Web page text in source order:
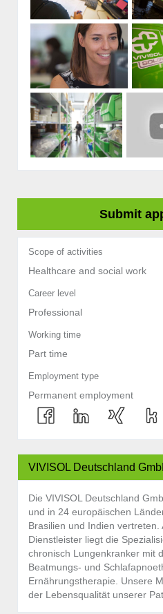
Submit
Scope of activities
Healthcare and social work
Career level
Professional
Working time
Part time
Employment type
Permanent employment
VIVISOL Deutschland
Die VIVISOL Deutschland
und in 24 europäischen
Brasilien und Indien
Dienstleister liegt die
chronisch Lungenkranker mit
Beatmungs- und
Ernährungstherapie. Unsere
der Lebensqualität unserer